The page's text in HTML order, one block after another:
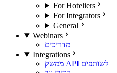
For Hoteliers
For Integrators
General
Webinars
מדריכים
Integrations
ממשק API לשותפים